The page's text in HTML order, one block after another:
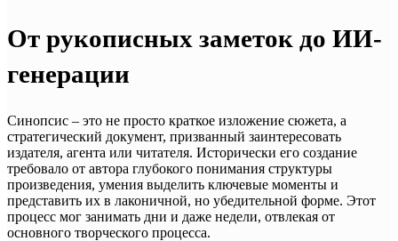
От рукописных заметок до ИИ-
генерации
Синопсис – это не просто краткое изложение сюжета, а
стратегический документ, призванный заинтересовать
издателя, агента или читателя. Исторически его создание
требовало от автора глубокого понимания структуры
произведения, умения выделить ключевые моменты и
представить их в лаконичной, но убедительной форме. Этот
процесс мог занимать дни и даже недели, отвлекая от
основного творческого процесса.